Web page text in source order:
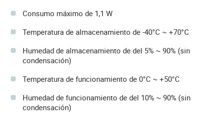
Consumo máximo de 1,1 W
Temperatura de almacenamiento de -40°C ~ +70°C
Humedad de almacenamiento de del 5% ~ 90% (sin
condensación)
Temperatura de funcionamiento de 0°C ~ +50°C
Humedad de funcionamiento de del 10% ~ 90% (sin
condensación)